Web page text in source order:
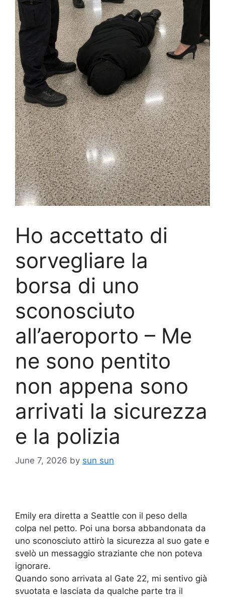
Ho accettato di
sorvegliare la
borsa di uno
sconosciuto
all’aeroporto – Me
ne sono pentito
non appena sono
arrivati la sicurezza
e la polizia
June 7, 2026 by sun sun
Emily era diretta a Seattle con il peso della
colpa nel petto. Poi una borsa abbandonata da
uno sconosciuto attirò la sicurezza al suo gate e
svelò un messaggio straziante che non poteva
ignorare.
Quando sono arrivata al Gate 22, mi sentivo già
svuotata e lasciata da qualche parte tra il